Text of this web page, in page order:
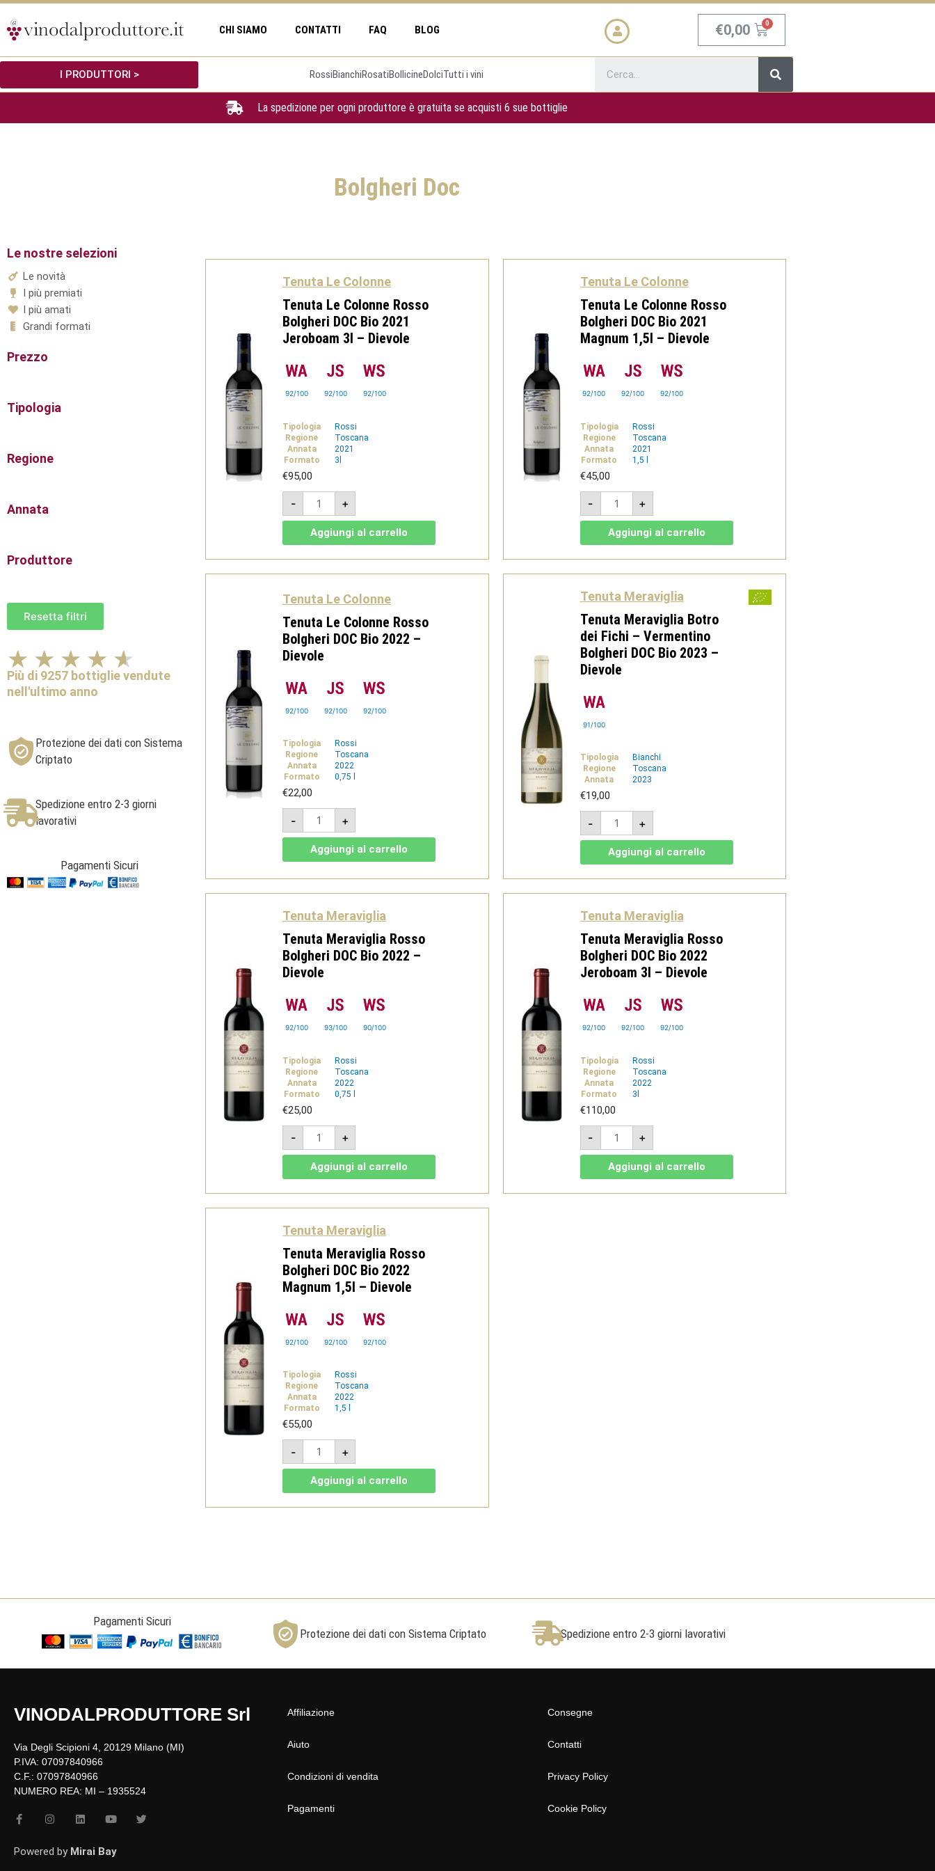
Vai
contenuto
CHI SIAMO CONTATTI FAQ BLOG €0,00 Carrello
I PRODUTTORI > RossiBianchiRosatiBollicineDolciTutti i vini
Cerca
La spedizione per ogni produttore è gratuita se acquisti 6 sue bottiglie
Bolgheri Doc
Le nostre selezioni
Le novità
I più premiati
I più amati
Grandi formati
Prezzo
Tipologia
Regione
Annata
Produttore
Resetta filtri
★ ★ ★ ★ ★ Valutazione
4.6
Più di 9257 bottiglie vendute
nell'ultimo anno
Protezione dei dati con Sistema
Criptato
Spedizione entro 2-3 giorni
lavorativi
Pagamenti Sicuri
Tenuta Le Colonne
Tenuta Le Colonne Rosso
Bolgheri DOC Bio 2021
Jeroboam 3l – Dievole
92/100 92/100 92/100
Tipologia
Rossi
Regione
Toscana
Annata
2021
Formato
3l
€95,00
-
Tenuta
Colonne
Rosso
Bolgheri
DOC
Bio
-
quantità
+
Aggiungi al carrello
Tenuta Le Colonne
Tenuta Le Colonne Rosso
Bolgheri DOC Bio 2021
Magnum 1,5l – Dievole
92/100 92/100 92/100
Tipologia
Rossi
Regione
Toscana
Annata
2021
Formato
1,5 l
€45,00
-
Tenuta
Colonne
Rosso
Bolgheri
DOC
Bio
1,5l
-
quantità
+
Aggiungi al carrello
Tenuta Le Colonne
Tenuta Le Colonne Rosso
Bolgheri DOC Bio 2022 –
Dievole
92/100 92/100 92/100
Tipologia
Rossi
Regione
Toscana
Annata
2022
Formato
0,75 l
€22,00
-
Tenuta
Colonne
Rosso
Bolgheri
DOC
Bio
-
quantità
+
Aggiungi al carrello
Tenuta Meraviglia
Tenuta Meraviglia Botro
dei Fichi – Vermentino
Bolgheri DOC Bio 2023 –
Dievole
91/100
Tipologia
Bianchi
Regione
Toscana
Annata
2023
€19,00
-
Tenuta
Meraviglia
Botro
dei
Fichi
-
Vermentino
Bio
2023
Dievole
quantità
+
Aggiungi al carrello
Tenuta Meraviglia
Tenuta Meraviglia Rosso
Bolgheri DOC Bio 2022 –
Dievole
92/100 93/100 90/100
Tipologia
Rossi
Regione
Toscana
Annata
2022
Formato
0,75 l
€25,00
-
Tenuta
Meraviglia
Rosso
Bolgheri
DOC
Bio
2022
quantità
+
Aggiungi al carrello
Tenuta Meraviglia
Tenuta Meraviglia Rosso
Bolgheri DOC Bio 2022
Jeroboam 3l – Dievole
92/100 92/100 92/100
Tipologia
Rossi
Regione
Toscana
Annata
2022
Formato
3l
€110,00
-
Tenuta
Meraviglia
Rosso
Bolgheri
DOC
Bio
2022
+
Aggiungi al carrello
Tenuta Meraviglia
Tenuta Meraviglia Rosso
Bolgheri DOC Bio 2022
Magnum 1,5l – Dievole
92/100 92/100 92/100
Tipologia
Rossi
Regione
Toscana
Annata
2022
Formato
1,5 l
€55,00
-
Tenuta
Meraviglia
Rosso
Bolgheri
DOC
Bio
2022
+
Aggiungi al carrello
Pagamenti Sicuri
Protezione dei dati con Sistema Criptato
Spedizione entro 2-3 giorni lavorativi
VINODALPRODUTTORE Srl
Via Degli Scipioni 4, 20129 Milano (MI)
P.IVA: 07097840966
C.F.: 07097840966
NUMERO REA: MI – 1935524
F
a
e
b
I
n
t
a
L
i
k
e
Y
t
u
T
Powered by Mirai Bay
Affiliazione
Aiuto
Condizioni di vendita
Pagamenti
Consegne
Contatti
Privacy Policy
Cookie Policy